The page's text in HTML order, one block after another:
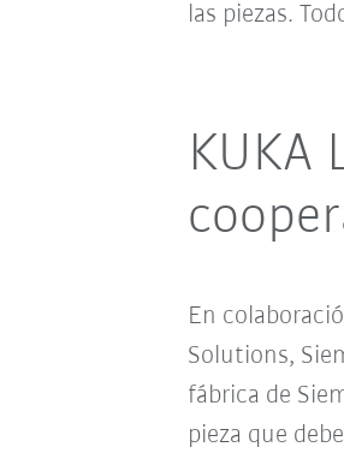
las piezas.
KUKA
En
Solutions,
fábrica de
pieza que